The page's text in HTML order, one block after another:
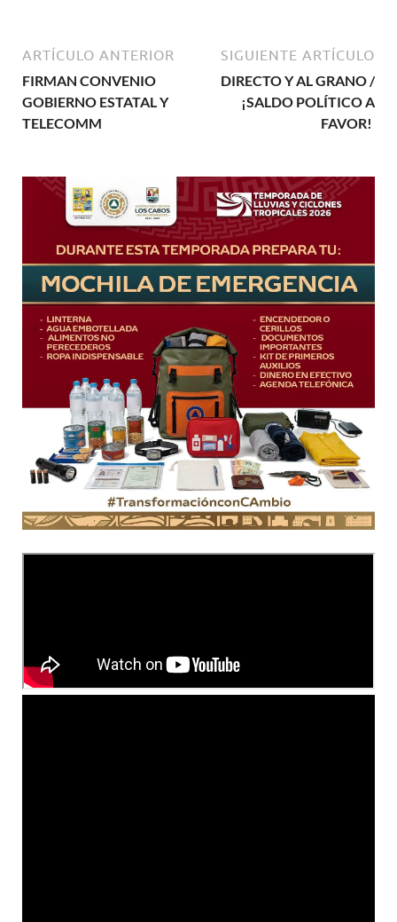
ARTÍCULO ANTERIOR
FIRMAN CONVENIO
GOBIERNO ESTATAL Y
TELECOMM
SIGUIENTE ARTÍCULO
DIRECTO Y AL GRANO /
¡SALDO POLÍTICO A
FAVOR!